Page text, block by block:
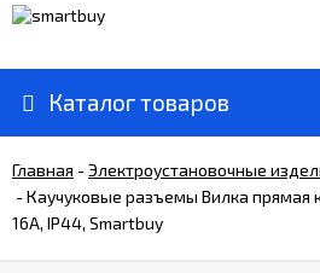
Прайс-
Каталог товаров
Главная -Электроустановочные
-Каучуковые разъемы Вилка прямая
16A, IP44, Smartbuy